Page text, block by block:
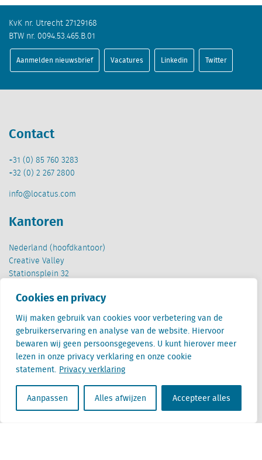
Cookies en privacy
Wij maken gebruik van cookies voor verbetering van de
gebruikerservaring en analyse van de website. Hiervoor
bewaren wij geen persoonsgegevens. U kunt hierover meer
lezen in onze privacy verklaring en onze cookie
statement. Privacy verklaring
Aanpassen Alles afwijzen Accepteer alles
KvK nr. Utrecht 27129168
BTW nr. 0094.53.465.B.01
Aanmelden nieuwsbrief Vacatures Linkedin Twitter
Contact
+31 (0) 85 760 3283
+32 (0) 2 267 2800
info@locatus.com
Kantoren
Nederland (hoofdkantoor)
Creative Valley
Stationsplein 32
Cantersteen 47
1000 Brussel